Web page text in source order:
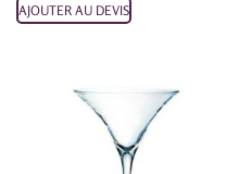
AJOUTER AU DEVIS